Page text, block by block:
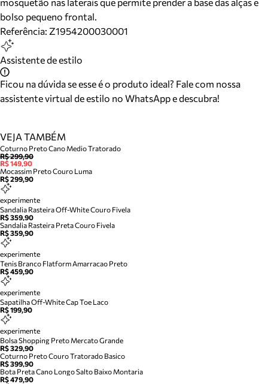
bolso pequeno frontal.
Referência: Z1954200030001
Assistente de estilo
Ficou na dúvida se esse é o produto ideal? Fale com nossa
assistente virtual de estilo no WhatsApp e descubra!
VEJA TAMBÉM
Coturno Preto Cano Medio Tratorado
R$ 299,90
R$ 149,90
Mocassim Preto Couro Luma
R$ 299,90
experimente
Sandalia Rasteira Off-White Couro Fivela
R$ 359,90
Sandalia Rasteira Preta Couro Fivela
R$ 359,90
experimente
Tenis Branco Flatform Amarracao Preto
R$ 459,90
experimente
Sapatilha Off-White Cap Toe Laco
R$ 199,90
experimente
Bolsa Shopping Preto Mercato Grande
R$ 329,90
Coturno Preto Couro Tratorado Basico
R$ 399,90
Bota Preta Cano Longo Salto Baixo Montaria
R$ 479,90